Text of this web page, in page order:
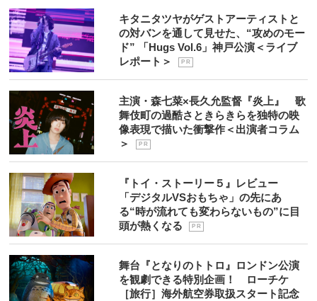
キタニタツヤがゲストアーティストと
の対バンを通して見せた、“攻めのモー
ド” 「Hugs Vol.6」神戸公演＜ライブ
レポート＞
P R
主演・森七菜×長久允監督『炎上』 歌
舞伎町の過酷さときらきらを独特の映
像表現で描いた衝撃作＜出演者コラム
＞
P R
『トイ・ストーリー５』レビュー
「デジタルVSおもちゃ」の先にあ
る“時が流れても変わらないもの”に目
頭が熱くなる
P R
舞台『となりのトトロ』ロンドン公演
を観劇できる特別企画！ ローチケ
［旅行］海外航空券取扱スタート記念